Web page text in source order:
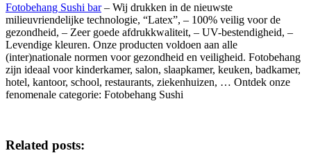
Fotobehang Sushi bar– Wij drukken in de nieuwste
milieuvriendelijke technologie, “Latex”, – 100% veilig voor de
gezondheid, – Zeer goede afdrukkwaliteit, – UV-bestendigheid, –
Levendige kleuren. Onze producten voldoen aan alle
(inter)nationale normen voor gezondheid en veiligheid. Fotobehang
zijn ideaal voor kinderkamer, salon, slaapkamer, keuken, badkamer,
hotel, kantoor, school, restaurants, ziekenhuizen, … Ontdek onze
fenomenale categorie: Fotobehang Sushi
Related posts: